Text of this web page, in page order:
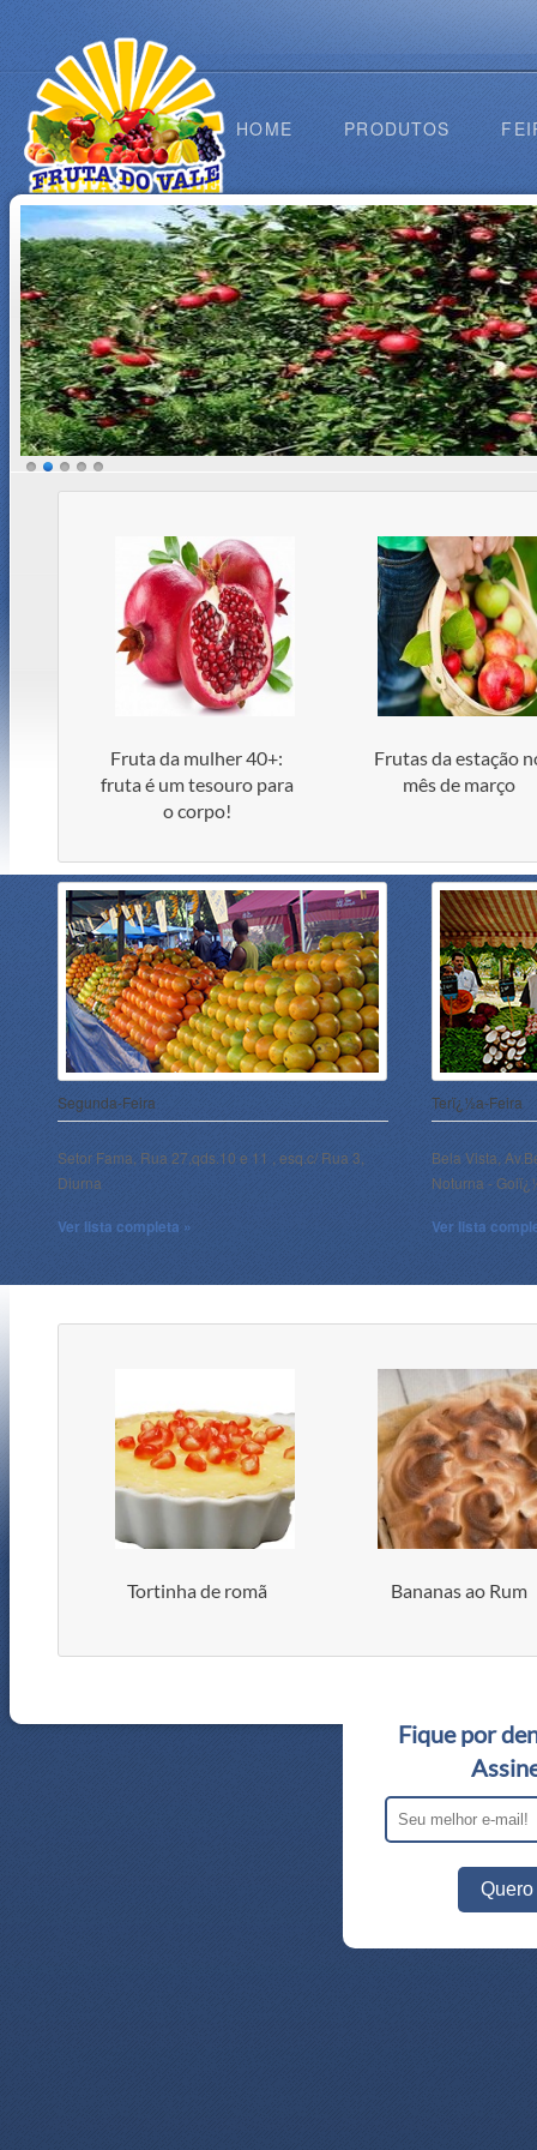
HOME PRODUTOS
Fruta da mulher 40+:
fruta é um tesouro para
o corpo!
Frutas da estação
mês de março
Segunda-Feira
Setor Fama, Rua 27,qds.10 e 11 , esq.c/ Rua 3,
Diurna
Ver lista completa »
Terï¿½a-Feira
Bela Vista,
Noturna -
Ver lista
Tortinha de romã Bananas ao Rum
Fique por